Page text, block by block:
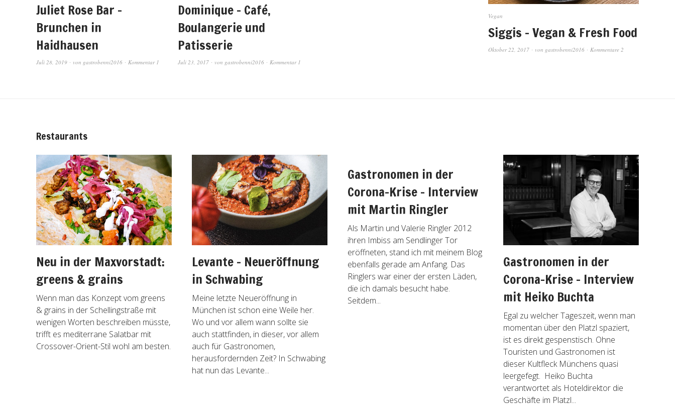
Juliet Rose Bar –
Brunchen in
Haidhausen
Juli 28, 2019 von gastrobenni2016 Kommentar 1
Dominique – Café,
Boulangerie und
Patisserie
Juli 23, 2017 von gastrobenni2016 Kommentar 1
Vegan
Siggis – Vegan & Fresh Food
Oktober 22, 2017 von gastrobenni2016 Kommentare 2
Restaurants
Neu in der Maxvorstadt:
greens & grains
Wenn man das Konzept vom greens
& grains in der Schellingstraße mit
wenigen Worten beschreiben müsste,
trifft es mediterrane Salatbar mit
Crossover-Orient-Stil wohl am besten.
Levante – Neueröffnung
in Schwabing
Meine letzte Neueröffnung in
München ist schon eine Weile her.
Wo und vor allem wann sollte sie
auch stattfinden, in dieser, vor allem
auch für Gastronomen,
herausfordernden Zeit? In Schwabing
hat nun das Levante...
Gastronomen in der
Corona-Krise – Interview
mit Martin Ringler
Als Martin und Valerie Ringler 2012
ihren Imbiss am Sendlinger Tor
eröffneten, stand ich mit meinem Blog
ebenfalls gerade am Anfang. Das
Ringlers war einer der ersten Läden,
die ich damals besucht habe.
Seitdem...
Gastronomen in der
Corona-Krise – Interview
mit Heiko Buchta
Egal zu welcher Tageszeit, wenn man
momentan über den Platzl spaziert,
ist es direkt gespenstisch. Ohne
Touristen und Gastronomen ist
dieser Kultfleck Münchens quasi
leergefegt. Heiko Buchta
verantwortet als Hoteldirektor die
Geschäfte im Platzl...